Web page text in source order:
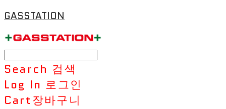
GASSTATION
Search 검색
Log In 로그인
Cart장바구니